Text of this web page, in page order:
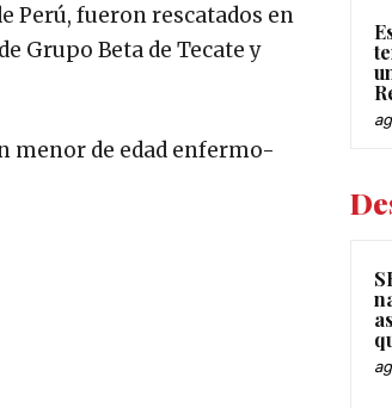
Perú, fueron rescatados en
Grupo Beta de Tecate y
menor de edad enfermo-